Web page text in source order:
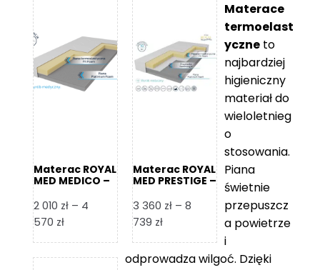
do
8
865 zł
Materac ROYAL
MED MEDICO –
2 010 zł – 4
570 złZakres
od
Materac ROYAL
MED PRESTIGE –
3 360 zł – 8
739 złZakres
od
Materace
termoelast
yczne to
najbardziej
higieniczny
materiał do
wieloletnieg
o
stosowania.
Piana
świetnie
przepuszcz
a powietrze
i
odprowadza wilgoć. Dzięki